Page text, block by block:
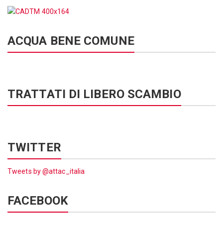
ACQUA BENE COMUNE
TRATTATI DI LIBERO SCAMBIO
TWITTER
Tweets by @attac_italia
FACEBOOK